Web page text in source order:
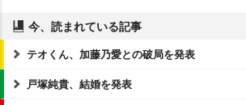
今、読まれている記事
テオくん、加藤乃愛との破局を発表
戸塚純貴、結婚を発表